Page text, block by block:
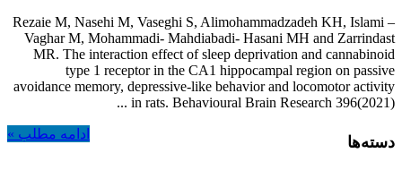
– Rezaie M, Nasehi M, Vaseghi S, Alimohammadzadeh KH, Islami
Vaghar M, Mohammadi- Mahdiabadi- Hasani MH and Zarrindast
MR. The interaction effect of sleep deprivation and cannabinoid
type 1 receptor in the CA1 hippocampal region on passive
avoidance memory, depressive-like behavior and locomotor activity
in rats. Behavioural Brain Research 396(2021) ...
ادامه مطلب » دسته‌ها